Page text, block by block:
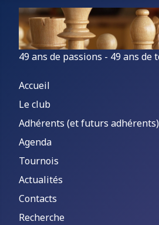
49 ans de passions - 49 ans de
Accueil
Le club
Adhérents (et futurs adhérents)
Agenda
Tournois
Actualités
Contacts
Recherche